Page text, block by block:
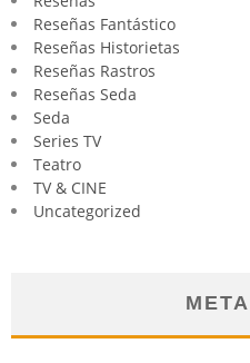
Reseñas Fantástico
Reseñas Historietas
Reseñas Rastros
Reseñas Seda
Seda
Series TV
Teatro
TV & CINE
Uncategorized
META